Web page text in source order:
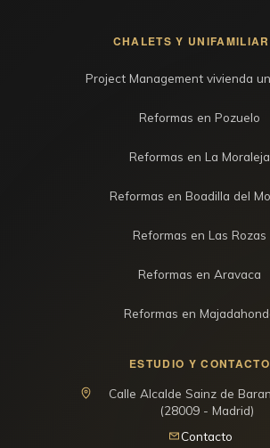
CHALETS Y
Project Management vivienda
Reformas en Pozuelo
Reformas en La Moraleja
Reformas en Boadilla del
Reformas en Las Rozas
Reformas en Aravaca
Reformas en
ESTUDIO Y CONTACTO
Calle Alcalde Sainz de
(28009 - Madrid)
Contacto